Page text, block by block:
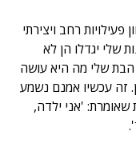
רחב ויצירתי
שלי יגדלו הן לא
הבת שלי מה היא עושה
זה עכשיו אמנם נשמע
'אני ילדה,